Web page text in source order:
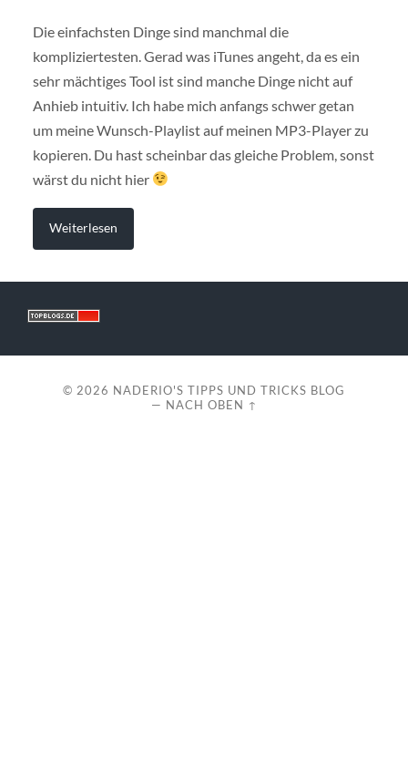
Die einfachsten Dinge sind manchmal die
kompliziertesten. Gerad was iTunes angeht, da es ein
sehr mächtiges Tool ist sind manche Dinge nicht auf
Anhieb intuitiv. Ich habe mich anfangs schwer getan
um meine Wunsch-Playlist auf meinen MP3-Player zu
kopieren. Du hast scheinbar das gleiche Problem, sonst
wärst du nicht hier
Weiterlesen
© 2026 NADERIO'S TIPPS UND TRICKS BLOG
— NACH OBEN ↑